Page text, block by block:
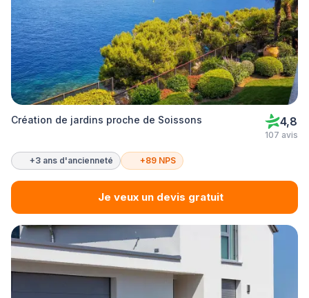
Création de jardins proche de Soissons 4,8
107 avis
+3 ans d'ancienneté +89 NPS
Je veux un devis gratuit